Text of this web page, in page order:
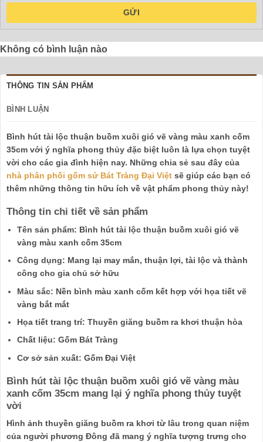
GỬI
Không có bình luận nào
THÔNG TIN SẢN PHẨM
BÌNH LUẬN
Bình hút tài lộc thuận buồm xuôi gió vẽ vàng màu xanh cốm
35cm với ý nghĩa phong thủy đặc biệt luôn là lựa chọn tuyệt
vời cho các gia đình hiện nay. Những chia sẻ sau đây của
nhà phân phối gốm sứ Bát Tràng Đại Việt sẽ giúp các bạn có
thêm những thông tin hữu ích về vật phẩm phong thủy này!
Thông tin chi tiết về sản phẩm
Tên sản phẩm: Bình hút tài lộc thuận buồm xuôi gió vẽ
vàng màu xanh cốm 35cm
Công dụng: Mang lại may mắn, thuận lợi, tài lộc và thành
công cho gia chủ sở hữu
Màu sắc: Nền bình màu xanh cốm kết hợp với họa tiết vẽ
vàng bắt mắt
Họa tiết trang trí: Thuyền giăng buồm ra khơi thuận hòa
Chất liệu: Gốm Bát Tràng
Cơ sở sản xuất: Gốm Đại Việt
Bình hút tài lộc thuận buồm xuôi gió vẽ vàng màu
xanh cốm 35cm mang lại ý nghĩa phong thủy tuyệt
vời
Hình ảnh thuyền giăng buồm ra khơi từ lâu trong quan niệm
của người phương Đông đã mang ý nghĩa tượng trưng cho